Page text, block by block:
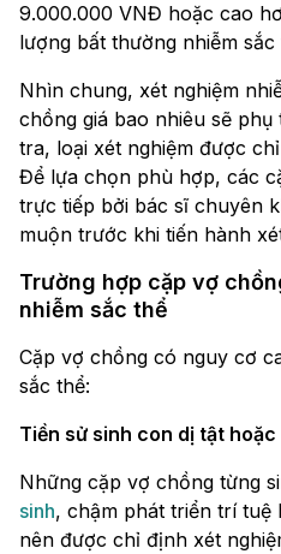
9.000.000 VNĐ hoặc cao
lượng bất thường nhiễm
Nhìn chung, xét nghiệm
chồng giá bao nhiêu sẽ
tra, loại xét nghiệm được
Để lựa chọn phù hợp, các
trực tiếp bởi bác sĩ chuyên
muộn trước khi tiến hành
Trường hợp cặp vợ
nhiễm sắc thể
Cặp vợ chồng có nguy cơ
sắc thể:
Tiền sử sinh con dị tật
Những cặp vợ chồng từng
sinh, chậm phát triển trí
nên được chỉ định xét